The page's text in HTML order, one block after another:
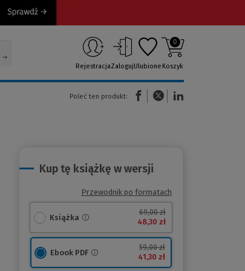
RejestracjaZalogujUlubione
0
Koszyk
Poleć ten produkt:
(Nowe okno)(Link do innej strony)
Kup tę książkę w wersji
Przewodnik po formatach
Książka
69,00 zł
48,30 zł
Ebook PDF
59,00 zł
41,30 zł